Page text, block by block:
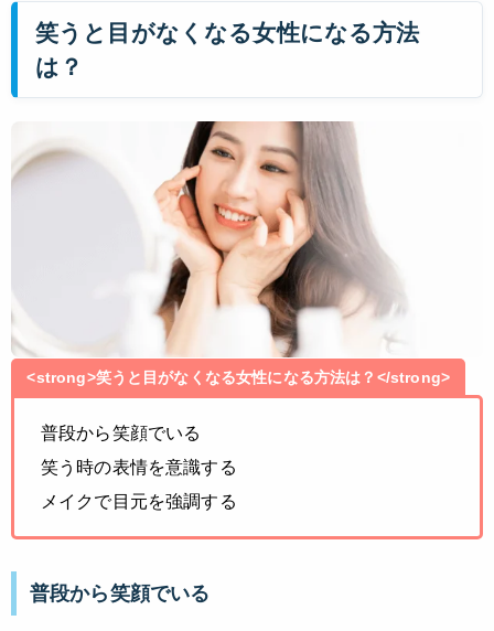
笑うと目がなくなる女性になる方法
は？
<strong>笑うと目がなくなる女性になる方法は？</strong>
普段から笑顔でいる
笑う時の表情を意識する
メイクで目元を強調する
普段から笑顔でいる